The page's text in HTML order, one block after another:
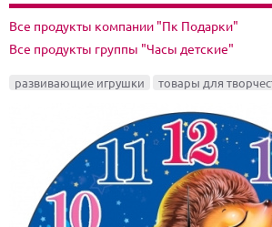
Все продукты компании "Пк Подарки"
Все продукты группы "Часы детские"
развивающие игрушки товары для